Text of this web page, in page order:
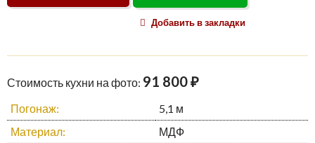
Добавить в закладки
Стоимость кухни на фото: 91 800 ₽
Погонаж:
5,1 м
Материал:
МДФ